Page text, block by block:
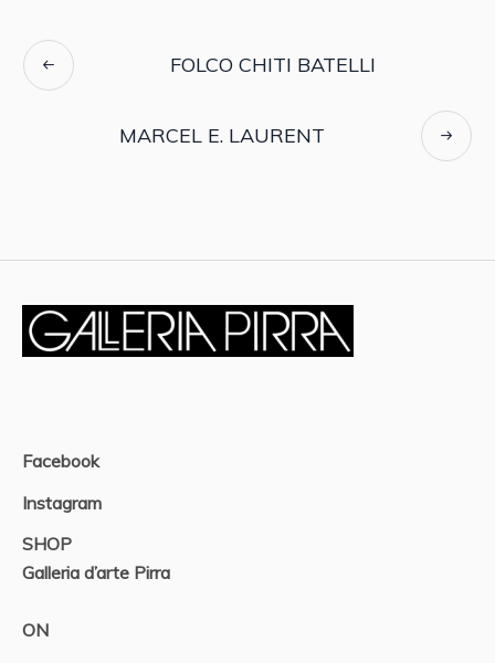
FOLCO CHITI BATELLI
MARCEL E. LAURENT
Facebook
Instagram
SHOP
Galleria d’arte Pirra
ON